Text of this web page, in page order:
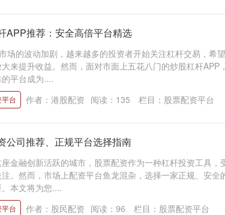
APP推荐：安全高倍平台精选
场的波动加剧，越来越多的投资者开始关注杠杆交易，希
来提升收益。然而，面对市面上五花八门的炒股杠杆APP
平台成为....
台 作者：港股配资 阅读： 135 栏目： 股票配资平台
公司推荐、正规平台选择指南
金融创新活跃的城市，股票配资作为一种杠杆投资工具，
。然而，市场上配资平台鱼龙混杂，选择一家正规、安全
本文将为您....
台 作者：股民配资 阅读： 96 栏目： 股票配资平台